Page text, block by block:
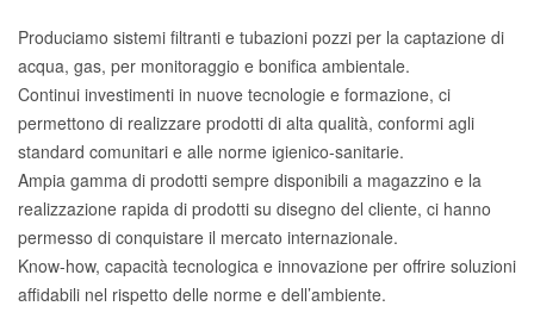
Produciamo sistemi filtranti e tubazioni pozzi per la captazione di
acqua, gas, per monitoraggio e bonifica ambientale.
Continui investimenti in nuove tecnologie e formazione, ci
permettono di realizzare prodotti di alta qualità, conformi agli
standard comunitari e alle norme igienico-sanitarie.
Ampia gamma di prodotti sempre disponibili a magazzino e la
realizzazione rapida di prodotti su disegno del cliente, ci hanno
permesso di conquistare il mercato internazionale.
Know-how, capacità tecnologica e innovazione per offrire soluzioni
affidabili nel rispetto delle norme e dell’ambiente.